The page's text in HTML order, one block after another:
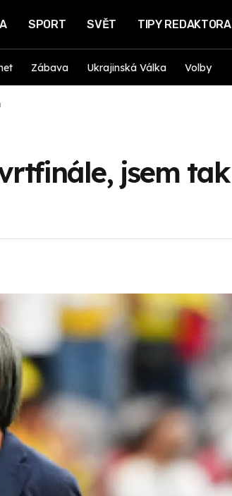
SPORT SVĚT TIPY REDAKTORA
Zábava Ukrajinská Válka Volby
jsem tak